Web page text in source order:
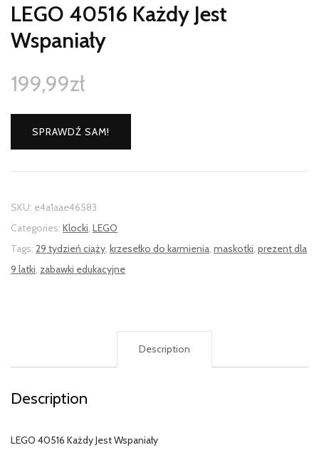
LEGO 40516 Każdy Jest
Wspaniały
199,99zł
SPRAWDŹ SAM!
SKU: e4a1aae46583
Categories: Klocki, LEGO
Tags: 29 tydzień ciąży, krzesełko do karmienia, maskotki, prezent dla
9 latki, zabawki edukacyjne
Description
Description
LEGO 40516 Każdy Jest Wspaniały